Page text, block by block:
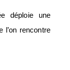
déploie une
l’on rencontre